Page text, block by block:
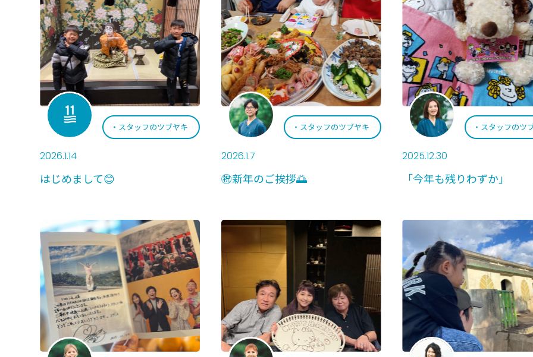
スタッフのツブヤキ
2026.1.14
はじめまして😊
スタッフのツブヤキ
2026.1.7
㊗️新年のご挨拶🌅
スタッフのツ
2025.12.30
「今年も残りわずか」